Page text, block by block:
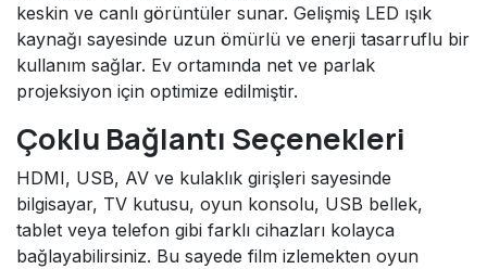
keskin ve canlı görüntüler sunar. Gelişmiş LED ışık
kaynağı sayesinde uzun ömürlü ve enerji tasarruflu bir
kullanım sağlar. Ev ortamında net ve parlak
projeksiyon için optimize edilmiştir.
Çoklu Bağlantı Seçenekleri
HDMI, USB, AV ve kulaklık girişleri sayesinde
bilgisayar, TV kutusu, oyun konsolu, USB bellek,
tablet veya telefon gibi farklı cihazları kolayca
bağlayabilirsiniz. Bu sayede film izlemekten oyun